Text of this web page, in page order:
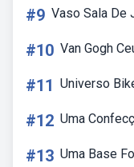
#9 Vaso Sala De
#10 Van Gogh
#11 Universo
#12 Uma
#13 Uma Base